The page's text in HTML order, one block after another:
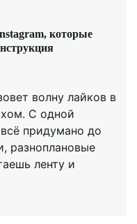
которые
волну лайков в
С одной
придумано до
разноплановые
ленту и